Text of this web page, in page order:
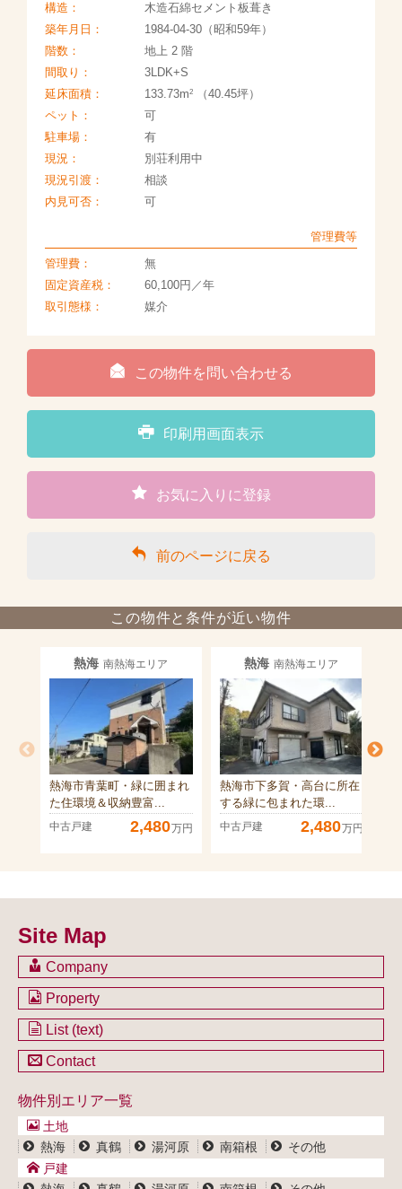
構造：
木造石綿セメント板葺き
築年月日：
1984-04-30（昭和59年）
階数：
地上 2 階
間取り：
3LDK+S
延床面積：
133.73m2（40.45坪）
ペット：
可
駐車場：
有
現況：
別荘利用中
現況引渡：
相談
内見可否：
可
管理費等
管理費：
無
固定資産税：
60,100円／年
取引態様：
媒介
この物件を問い合わせる
印刷用画面表示
お気に入りに登録
前のページに戻る
この物件と条件が近い物件
熱海 南熱海エリア
熱海市青葉町・緑に囲まれ
た住環境＆収納豊富...
中古戸建 2,480万円
熱海 南熱海エリア
熱海市下多賀・高台に所在
する緑に包まれた環...
中古戸建 2,480万円
Site Map
Company
会社のご案内
不動産を購入したい方
不動産を売却したい方
不動産買取システム
Property
土地一覧
戸建一覧
マンション一覧
事業用物件一覧
List (text)
土地一覧
マンション一覧
事業用物件一覧
Contact
ブログ
プライバシーポリシー
サイトポリシー
物件別エリア一覧
土地
熱海
真鶴 湯河原 南箱根
その他
戸建